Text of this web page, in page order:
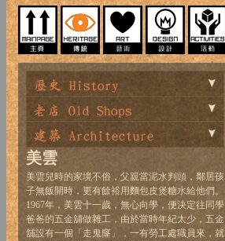
美雲
美雲兒時的家境不俗，父親當泥水判頭，鄰居孩
子無飯開時，更有餘裕用麵包皮煲糖水給他們。
1967年，美雲十一歲，無心向學，便決定往同學
爸爸的五金舖做雜工，由於當時年紀太少，五金
舖設有一個「走鬼窿」，一有勞工處職員來，就